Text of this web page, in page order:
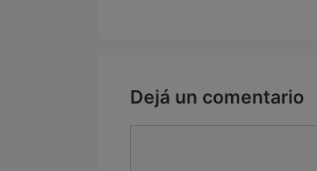
Dejá un comentario